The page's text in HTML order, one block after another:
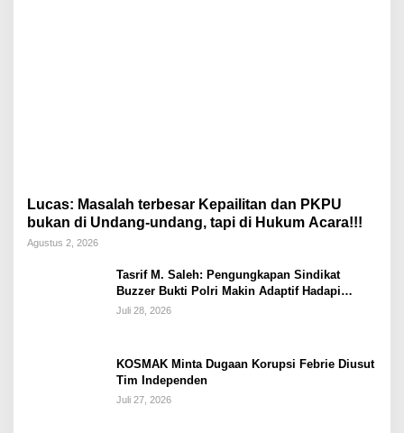
Lucas: Masalah terbesar Kepailitan dan PKPU
bukan di Undang-undang, tapi di Hukum Acara!!!
Agustus 2, 2026
Tasrif M. Saleh: Pengungkapan Sindikat
Buzzer Bukti Polri Makin Adaptif Hadapi
Kejahatan Digital
Juli 28, 2026
KOSMAK Minta Dugaan Korupsi Febrie Diusut
Tim Independen
Juli 27, 2026